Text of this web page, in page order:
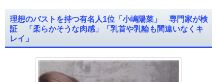
理想のバストを持つ有名人1位「小嶋陽菜」 専門家が検
証 「柔らかそうな肉感」「乳首や乳輪も間違いなくキ
レイ」